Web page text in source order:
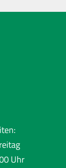
Uhr